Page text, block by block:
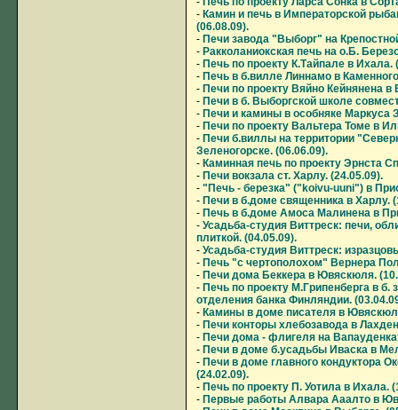
- Камин и печь в Императорской
(06.08.09).
- Печи завода "Выборг" на
- Ракколаниокская печь на о.Б.
- Печь по проекту К.Тайпале в Ихала.
- Печь в б.вилле Линнамо в
- Печи по проекту Вяйно Кейнянена в
- Печи в б. Выборгской школе
- Печи и камины в особняке Маркуса
- Печи по проекту Вальтера Томе в
- Печи б.виллы на территории
Зеленогорске. (06.06.09).
- Каминная печь по проекту Эрнста
- Печи вокзала ст. Харлу. (24.05.09).
- "Печь - березка" ("koivu-uuni") в
- Печи в б.доме священника в Харлу.
- Печь в б.доме Амоса Малинена в
- Усадьба-студия Виттреск: печи,
плиткой. (04.05.09).
- Усадьба-студия Виттреск:
- Печь "с чертополохом" Вернера
- Печи дома Беккера в Ювяскюля.
- Печь по проекту М.Грипенберга в б.
отделения банка Финляндии.
- Камины в доме писателя в
- Печи конторы хлебозавода в
- Печи дома - флигеля на
- Печи в доме б.усадьбы Иваска в
- Печи в доме главного кондуктора
(24.02.09).
- Печь по проекту П. Уотила в Ихала.
- Первые работы Алвара Ааалто в